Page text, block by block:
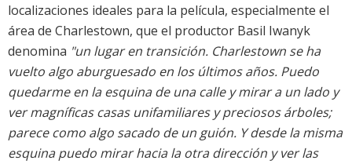
localizaciones ideales para la película, especialmente el
área de Charlestown, que el productor Basil Iwanyk
denomina "un lugar en transición. Charlestown se ha
vuelto algo aburguesado en los últimos años. Puedo
quedarme en la esquina de una calle y mirar a un lado y
ver magníficas casas unifamiliares y preciosos árboles;
parece como algo sacado de un guión. Y desde la misma
esquina puedo mirar hacia la otra dirección y ver las